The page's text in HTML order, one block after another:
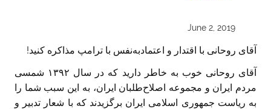
June 2, 2019
آقای روحانی با اقتدار و اعتمادبه‌نفس با ترامپ مذاکره کنید!‏
آقای روحانی خوب به خاطر دارید که در سال ۱۳۹۲ شمسی
مردم ایران و مجموعه اصلاح‌طلبان ایران، ‏به این سبب شما را
به ریاست جمهوری اسلامی ایران برگزیدند که با شعار تدبیر و